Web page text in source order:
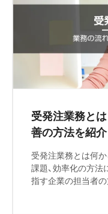
受発注業務と
善の方法を紹介
受発注業務とは何
課題、効率化の方
指す企業の担当者の